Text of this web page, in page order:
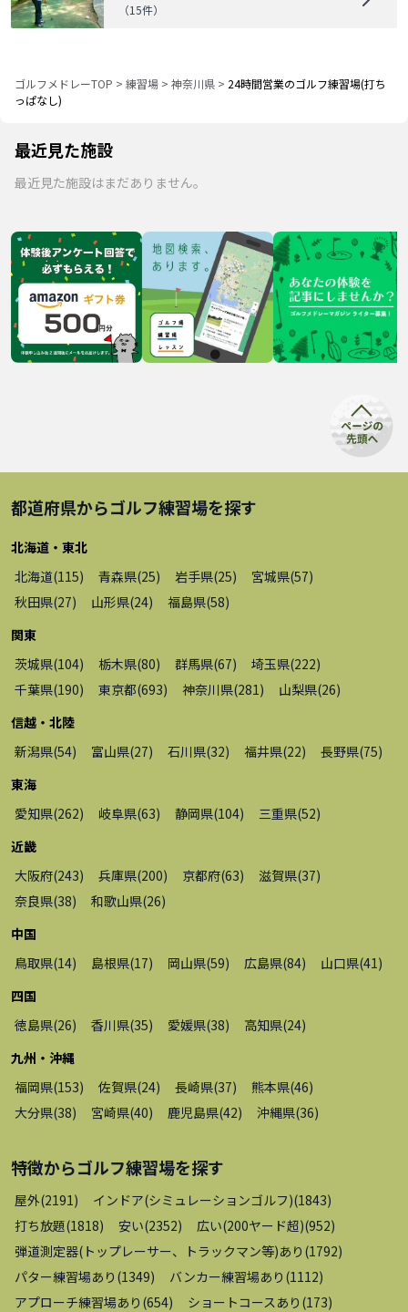
（15件）
ゴルフメドレーTOP > 練習場 > 神奈川県 > 24時間営業のゴルフ練習場(打ち
っぱなし)
最近見た施設
最近見た施設はまだありません。
都道府県からゴルフ練習場を探す
北海道・東北
北海道(115) 青森県(25) 岩手県(25) 宮城県(57)
秋田県(27) 山形県(24) 福島県(58)
関東
茨城県(104) 栃木県(80) 群馬県(67) 埼玉県(222)
千葉県(190) 東京都(693) 神奈川県(281 ) 山梨県(26)
信越・北陸
新潟県(54) 富山県(27) 石川県(32) 福井県(22) 長野県(75)
東海
愛知県(262) 岐阜県(63) 静岡県(104) 三重県(52)
近畿
大阪府(243) 兵庫県(200) 京都府(63) 滋賀県(37)
奈良県(38) 和歌山県(26)
中国
鳥取県(14) 島根県(17) 岡山県(59) 広島県(84) 山口県(41 )
四国
徳島県(26) 香川県(35) 愛媛県(38) 高知県(24)
九州・沖縄
福岡県(153) 佐賀県(24) 長崎県(37) 熊本県(46)
大分県(38) 宮崎県(40) 鹿児島県(42) 沖縄県(36)
特徴からゴルフ練習場を探す
屋外(2191 ) インドア(シミュレーションゴルフ)(1843)
打ち放題(1818) 安い(2352) 広い(200ヤード超)(952)
弾道測定器(トップレーサー、トラックマン等)あり (1792)
パター練習場あり (1349) バンカー練習場あり (1112)
アプローチ練習場あり (654) ショートコースあり (173)